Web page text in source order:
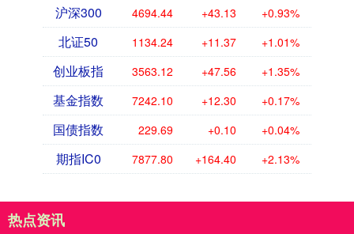
沪深300 4694.44 +43.13 +0.93%
北证50 1134.24 +11.37 +1.01%
创业板指 3563.12 +47.56 +1.35%
基金指数 7242.10 +12.30 +0.17%
国债指数 229.69 +0.10 +0.04%
期指IC0 7877.80 +164.40 +2.13%
热点资讯